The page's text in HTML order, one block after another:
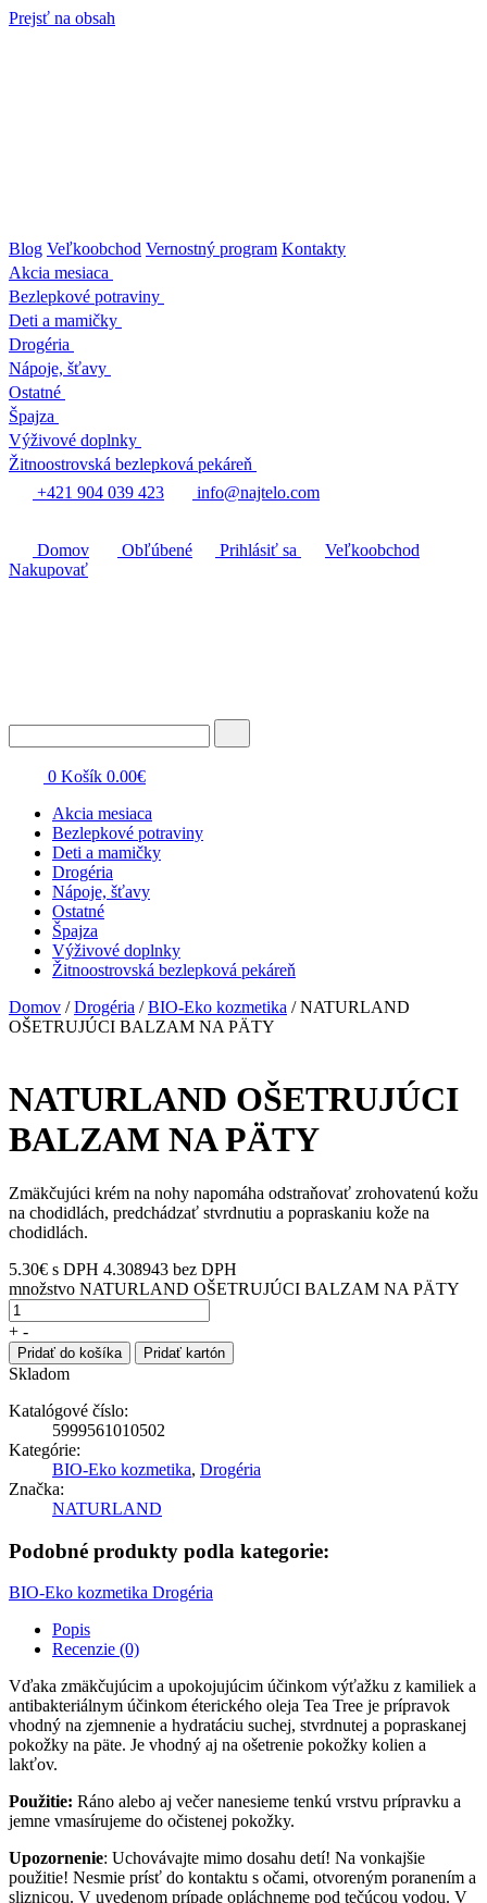
Prejsť na obsah
Blog Veľkoobchod Vernostný program Kontakty
Akcia mesiaca
Bezlepkové potraviny
Deti a mamičky
Drogéria
Nápoje, šťavy
Ostatné
Špajza
Výživové doplnky
Žitnoostrovská bezlepková pekáreň
+421 904 039 423
info@najtelo.com
Domov Obľúbené Prihlásiť sa
Veľkoobchod
Nakupovať
0 Košík 0.00€
Akcia mesiaca
Bezlepkové potraviny
Deti a mamičky
Drogéria
Nápoje, šťavy
Ostatné
Špajza
Výživové doplnky
Žitnoostrovská bezlepková pekáreň
Domov /Drogéria /BIO-Eko kozmetika / NATURLAND
OŠETRUJÚCI BALZAM NA PÄTY
NATURLAND OŠETRUJÚCI
BALZAM NA PÄTY
Zmäkčujúci krém na nohy napomáha odstraňovať zrohovatenú kožu
na chodidlách, predchádzať stvrdnutiu a popraskaniu kože na
chodidlách.
5.30€ s DPH 4.308943 bez DPH
množstvo NATURLAND OŠETRUJÚCI BALZAM NA PÄTY
+ -
Pridať do košíka Pridať kartón
Skladom
Katalógové číslo:
5999561010502
Kategórie:
BIO-Eko kozmetika, Drogéria
Značka:
NATURLAND
Podobné produkty podla kategorie:
BIO-Eko kozmetika Drogéria
Popis
Recenzie (0)
Vďaka zmäkčujúcim a upokojujúcim účinkom výťažku z kamiliek a
antibakteriálnym účinkom éterického oleja Tea Tree je prípravok
vhodný na zjemnenie a hydratáciu suchej, stvrdnutej a popraskanej
pokožky na päte. Je vhodný aj na ošetrenie pokožky kolien a
lakťov.
Použitie:​ Ráno alebo aj večer nanesieme tenkú vrstvu prípravku a
jemne vmasírujeme do očistenej pokožky.
Upozornenie: Uchovávajte mimo dosahu detí! Na vonkajšie
použitie! Nesmie prísť do kontaktu s očami, otvoreným poranením a
sliznicou. V uvedenom prípade opláchneme pod tečúcou vodou. V